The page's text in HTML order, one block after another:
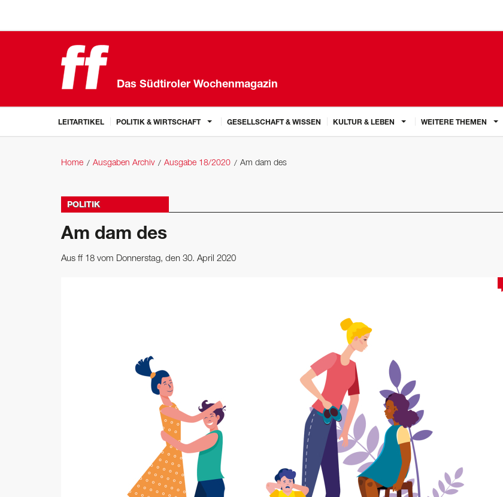
Das Südtiroler Wochenmagazin
LEITARTIKEL POLITIK & WIRTSCHAFT GESELLSCHAFT & WISSEN KULTUR & LEBEN WEITERE THEMEN
Home Ausgaben Archiv Ausgabe 18/2020 Am dam des
POLITIK
Am dam des
Aus ff 18 vom Donnerstag, den 30. April 2020